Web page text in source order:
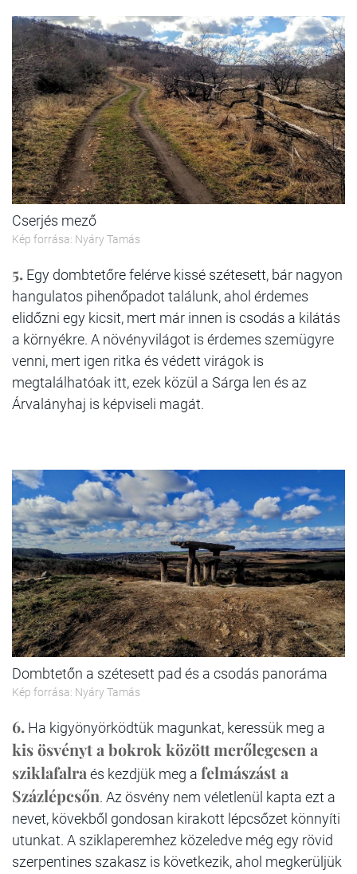
Cserjés mező
Kép forrása: Nyáry Tamás
5. Egy dombtetőre felérve kissé szétesett, bár nagyon
hangulatos pihenőpadot találunk, ahol érdemes
elidőzni egy kicsit, mert már innen is csodás a kilátás
a környékre. A növényvilágot is érdemes szemügyre
venni, mert igen ritka és védett virágok is
megtalálhatóak itt, ezek közül a Sárga len és az
Árvalányhaj is képviseli magát.
Dombtetőn a szétesett pad és a csodás panoráma
Kép forrása: Nyáry Tamás
6. Ha kigyönyörködtük magunkat, keressük meg a
kis ösvényt a bokrok közöttmerőlegesen a
sziklafalraés kezdjük meg a felmászást a
Százlépcsőn. Az ösvény nem véletlenül kapta ezt a
nevet, kövekből gondosan kirakott lépcsőzet könnyíti
utunkat. A sziklaperemhez közeledve még egy rövid
szerpentines szakasz is következik, ahol megkerüljük